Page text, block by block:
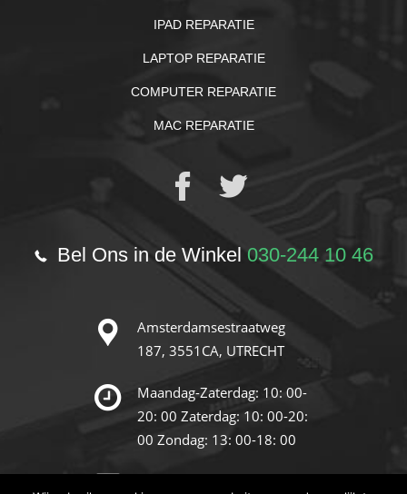
IPAD REPARATIE
LAPTOP REPARATIE
COMPUTER REPARATIE
MAC REPARATIE
Bel Ons in de Winkel 030-244 10 46
Amsterdamsestraatweg
187, 3551CA, UTRECHT
Maandag-Zaterdag: 10: 00-
20: 00 Zaterdag: 10: 00-20:
00 Zondag: 13: 00-18: 00